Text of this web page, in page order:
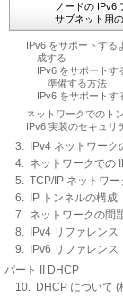
ノードの IPv6
サブネット用
IPv6 をサポートする
成する
IPv6 をサポートす
準備する方法
IPv6 をサポートす
ネットワークでのト
IPv6 実装のセキュリ
3. IPv4 ネットワーク
4. ネットワークでの
5. TCP/IP ネットワー
6. IP トンネルの構成
7. ネットワークの問
8. IPv4 リファレンス
9. IPv6 リファレンス
パート II DHCP
10. DHCP について (